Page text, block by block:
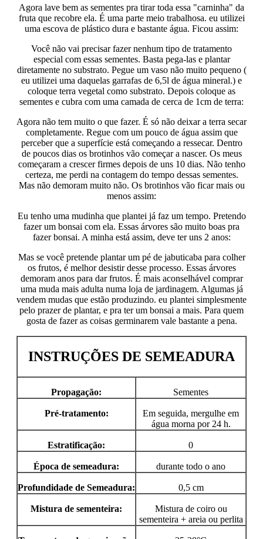
Agora lave bem as sementes pra tirar toda essa "carninha" da
fruta que recobre ela. É uma parte meio trabalhosa. eu utilizei
uma escova de plástico dura e bastante água. Ficou assim:
Você não vai precisar fazer nenhum tipo de tratamento
especial com essas sementes. Basta pega-las e plantar
diretamente no substrato. Pegue um vaso não muito pequeno (
eu utilizei uma daquelas garrafas de 6,5l de água mineral.) e
coloque terra vegetal como substrato. Depois coloque as
sementes e cubra com uma camada de cerca de 1cm de terra:
Agora não tem muito o que fazer. É só não deixar a terra secar
completamente. Regue com um pouco de água assim que
perceber que a superfície está começando a ressecar. Dentro
de poucos dias os brotinhos vão começar a nascer. Os meus
começaram a crescer firmes depois de uns 10 dias. Não tenho
certeza, me perdi na contagem do tempo dessas sementes.
Mas não demoram muito não. Os brotinhos vão ficar mais ou
menos assim:
Eu tenho uma mudinha que plantei já faz um tempo. Pretendo
fazer um bonsai com ela. Essas árvores são muito boas pra
fazer bonsai. A minha está assim, deve ter uns 2 anos:
Mas se você pretende plantar um pé de jabuticaba para colher
os frutos, é melhor desistir desse processo. Essas árvores
demoram anos para dar frutos. É mais aconselhável comprar
uma muda mais adulta numa loja de jardinagem. Algumas já
vendem mudas que estão produzindo. eu plantei simplesmente
pelo prazer de plantar, e pra ter um bonsai a mais. Para quem
gosta de fazer as coisas germinarem vale bastante a pena.
INSTRUÇÕES DE SEMEADURA
Propagação: Sementes
Pré-tratamento:
Em seguida, mergulhe em
água morna por 24 h.
Estratificação: 0
Época de semeadura: durante todo o ano
Profundidade de Semeadura: 0,5 cm
Mistura de sementeira:
Mistura de coiro ou
sementeira + areia ou perlita